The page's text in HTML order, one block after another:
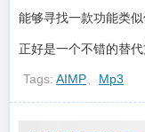
能够寻找一款功能类
正好是一个不错的替
Tags: AIMP Mp3